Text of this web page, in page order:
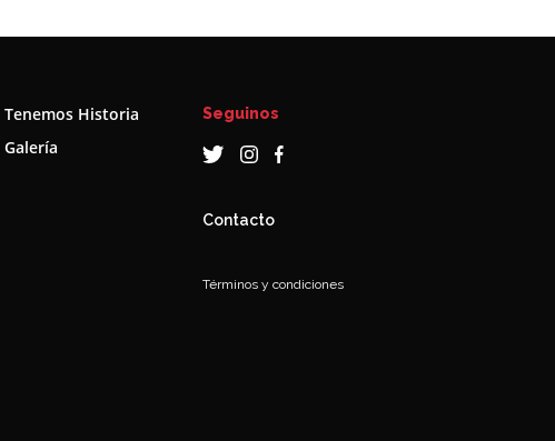
Tenemos Historia
Galería
Seguinos
Contacto
Términos y condiciones